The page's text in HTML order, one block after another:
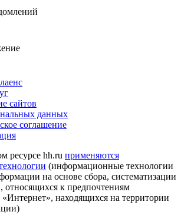
сайтов
данных
соглашение
ресурсе hh.ru применяются
(информационные технологии
на основе сбора, систематизации
относящихся к предпочтениям
«Интернет», находящихся на территории